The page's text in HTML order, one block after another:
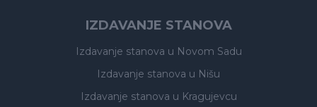
IZDAVANJE STANOVA
Izdavanje stanova u Novom Sadu
Izdavanje stanova u Nišu
Izdavanje stanova u Kragujevcu